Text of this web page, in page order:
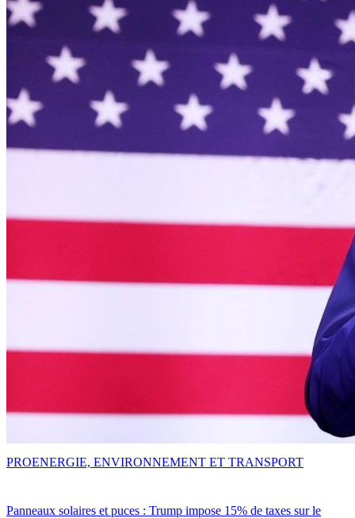
Panneaux solaires et puces : Trump impose 15% de taxes sur le
PROENERGIE, ENVIRONNEMENT ET TRANSPORT